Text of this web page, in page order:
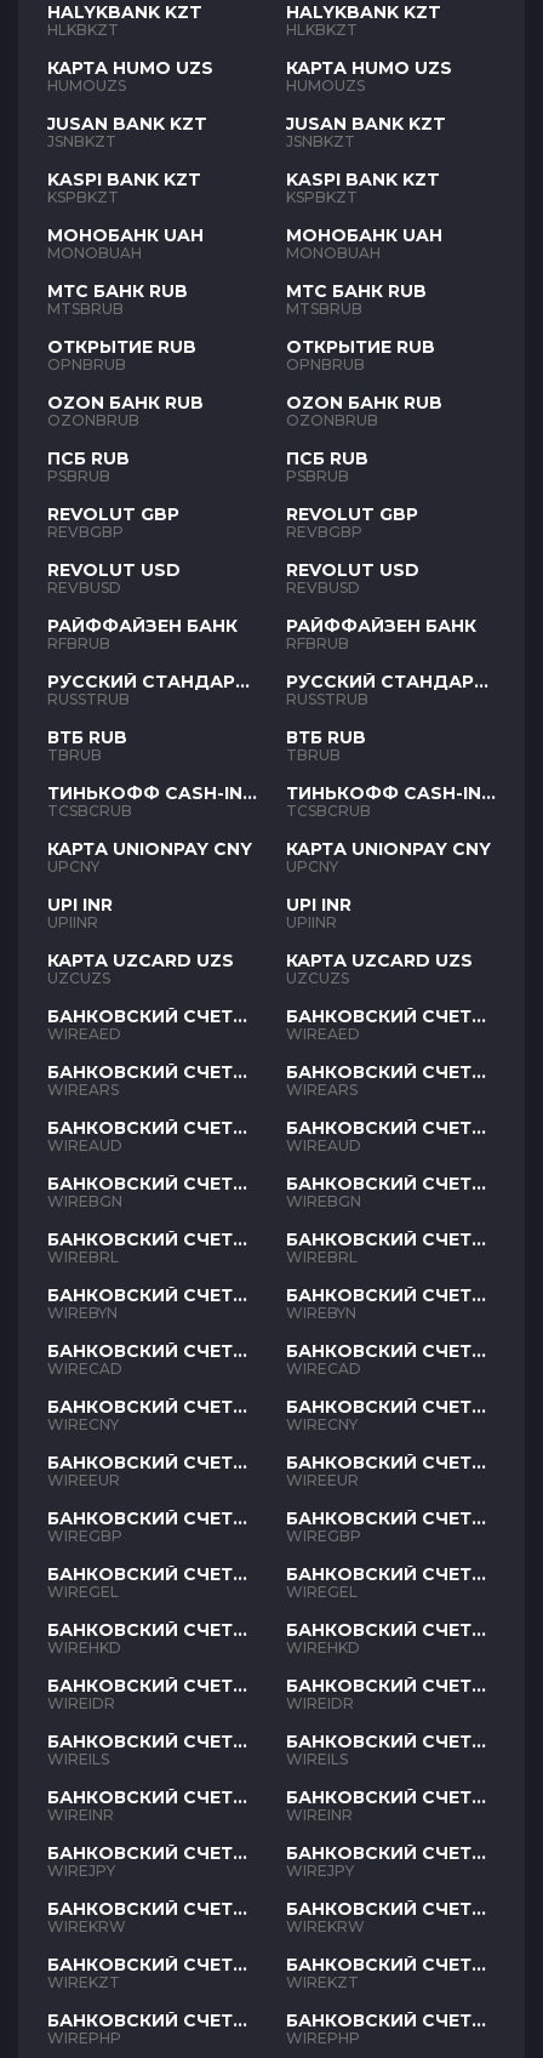
HALYKBANK KZT
HLKBKZT
КАРТА HUMO UZS
HUMOUZS
JUSAN BANK KZT
JSNBKZT
KASPI BANK KZT
KSPBKZT
МОНОБАНК UAH
MONOBUAH
МТС БАНК RUB
MTSBRUB
ОТКРЫТИЕ RUB
OPNBRUB
OZON БАНК RUB
OZONBRUB
ПСБ RUB
PSBRUB
REVOLUT GBP
REVBGBP
REVOLUT USD
REVBUSD
РАЙФФАЙЗЕН БАНК
RFBRUB
РУССКИЙ СТАНДАРТ
RUB
RUSSTRUB
ВТБ RUB
TBRUB
ТИНЬКОФФ CASH-IN
RUB
TCSBCRUB
КАРТА UNIONPAY CNY
UPCNY
UPI INR
UPIINR
КАРТА UZCARD UZS
UZCUZS
БАНКОВСКИЙ СЧЕТ
AED
WIREAED
БАНКОВСКИЙ СЧЕТ
ARS
WIREARS
БАНКОВСКИЙ СЧЕТ
AUD
WIREAUD
БАНКОВСКИЙ СЧЕТ
BGN
WIREBGN
БАНКОВСКИЙ СЧЕТ
BRL
WIREBRL
БАНКОВСКИЙ СЧЕТ
BYN
WIREBYN
БАНКОВСКИЙ СЧЕТ
CAD
WIRECAD
БАНКОВСКИЙ СЧЕТ
CNY
WIRECNY
БАНКОВСКИЙ СЧЕТ
EUR
WIREEUR
БАНКОВСКИЙ СЧЕТ
GBP
WIREGBP
БАНКОВСКИЙ СЧЕТ
GEL
WIREGEL
БАНКОВСКИЙ СЧЕТ
HKD
WIREHKD
БАНКОВСКИЙ СЧЕТ
IDR
WIREIDR
БАНКОВСКИЙ СЧЕТ
ILS
WIREILS
БАНКОВСКИЙ СЧЕТ
INR
WIREINR
БАНКОВСКИЙ СЧЕТ
JPY
WIREJPY
БАНКОВСКИЙ СЧЕТ
KRW
WIREKRW
БАНКОВСКИЙ СЧЕТ
KZT
WIREKZT
БАНКОВСКИЙ СЧЕТ
PHP
WIREPHP
HALYKBANK KZT
HLKBKZT
КАРТА HUMO UZS
HUMOUZS
JUSAN BANK KZT
JSNBKZT
KASPI BANK KZT
KSPBKZT
МОНОБАНК UAH
MONOBUAH
МТС БАНК RUB
MTSBRUB
ОТКРЫТИЕ RUB
OPNBRUB
OZON БАНК RUB
OZONBRUB
ПСБ RUB
PSBRUB
REVOLUT GBP
REVBGBP
REVOLUT USD
REVBUSD
РАЙФФАЙЗЕН БАНК
RFBRUB
РУССКИЙ СТАНДАРТ
RUB
RUSSTRUB
ВТБ RUB
TBRUB
ТИНЬКОФФ CASH-IN
RUB
TCSBCRUB
КАРТА UNIONPAY CNY
UPCNY
UPI INR
UPIINR
КАРТА UZCARD UZS
UZCUZS
БАНКОВСКИЙ СЧЕТ
AED
WIREAED
БАНКОВСКИЙ СЧЕТ
ARS
WIREARS
БАНКОВСКИЙ СЧЕТ
AUD
WIREAUD
БАНКОВСКИЙ СЧЕТ
BGN
WIREBGN
БАНКОВСКИЙ СЧЕТ
BRL
WIREBRL
БАНКОВСКИЙ СЧЕТ
BYN
WIREBYN
БАНКОВСКИЙ СЧЕТ
CAD
WIRECAD
БАНКОВСКИЙ СЧЕТ
CNY
WIRECNY
БАНКОВСКИЙ СЧЕТ
EUR
WIREEUR
БАНКОВСКИЙ СЧЕТ
GBP
WIREGBP
БАНКОВСКИЙ СЧЕТ
GEL
WIREGEL
БАНКОВСКИЙ СЧЕТ
HKD
WIREHKD
БАНКОВСКИЙ СЧЕТ
IDR
WIREIDR
БАНКОВСКИЙ СЧЕТ
ILS
WIREILS
БАНКОВСКИЙ СЧЕТ
INR
WIREINR
БАНКОВСКИЙ СЧЕТ
JPY
WIREJPY
БАНКОВСКИЙ СЧЕТ
KRW
WIREKRW
БАНКОВСКИЙ СЧЕТ
KZT
WIREKZT
БАНКОВСКИЙ СЧЕТ
PHP
WIREPHP